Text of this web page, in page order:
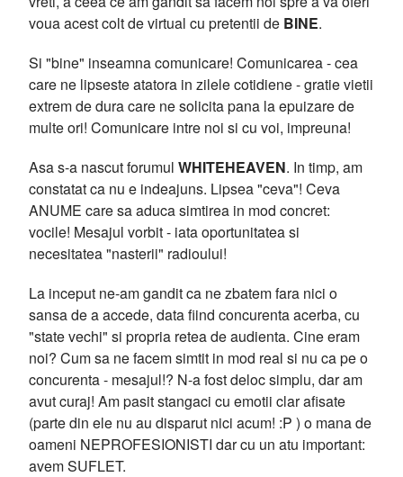
voua acest colt de virtual cu pretentii de BINE.
Si "bine" inseamna comunicare! Comunicarea - cea
care ne lipseste atatora in zilele cotidiene - gratie vietii
extrem de dura care ne solicita pana la epuizare de
multe ori! Comunicare intre noi si cu voi, impreuna!
Asa s-a nascut forumul WHITEHEAVEN. In timp, am
constatat ca nu e indeajuns. Lipsea "ceva"! Ceva
ANUME care sa aduca simtirea in mod concret:
vocile! Mesajul vorbit - iata oportunitatea si
necesitatea "nasterii" radioului!
La inceput ne-am gandit ca ne zbatem fara nici o
sansa de a accede, data fiind concurenta acerba, cu
"state vechi" si propria retea de audienta. Cine eram
noi? Cum sa ne facem simtit in mod real si nu ca pe o
concurenta - mesajul!? N-a fost deloc simplu, dar am
avut curaj! Am pasit stangaci cu emotii clar afisate
(parte din ele nu au disparut nici acum! :P ) o mana de
oameni NEPROFESIONISTI dar cu un atu important:
avem SUFLET.